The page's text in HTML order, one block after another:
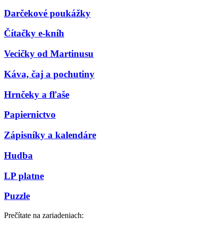
Darčekové poukážky
Čítačky e-kníh
Vecičky od Martinusu
Káva, čaj a pochutiny
Hrnčeky a fľaše
Papiernictvo
Zápisníky a kalendáre
Hudba
LP platne
Puzzle
Prečítate na zariadeniach: